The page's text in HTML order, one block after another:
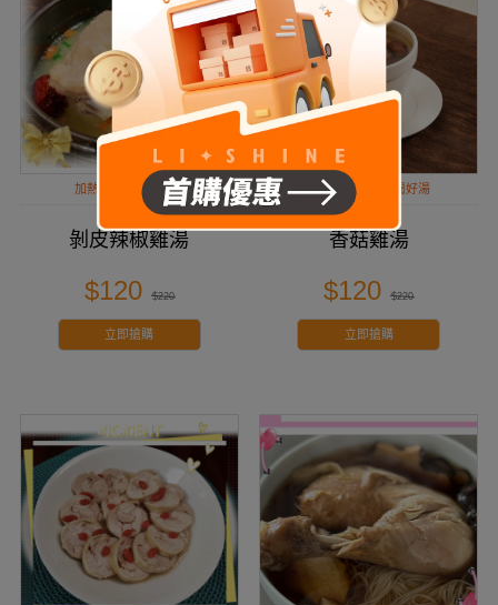
加熱即食．輕鬆上桌
剝皮辣椒雞湯
$120 $220
立即搶購
一包搞定，輕鬆喝好湯
香菇雞湯
$120 $220
立即搶購